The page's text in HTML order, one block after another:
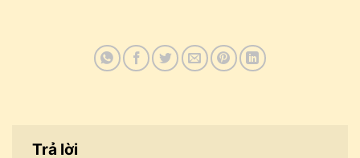
Trả lời